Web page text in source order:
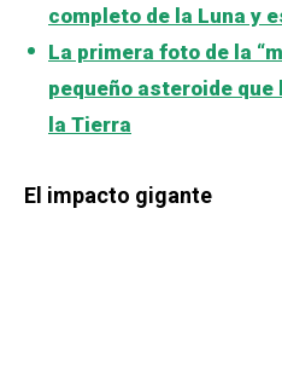
completo de la Luna y
La primera foto de la
pequeño asteroide
la Tierra
El impacto gigante